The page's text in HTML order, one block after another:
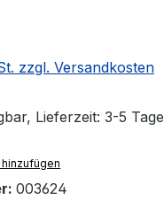
zzgl. Versandkosten
Lieferzeit: 3-5 Tage
003624